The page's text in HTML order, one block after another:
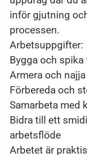
inför gjutning
processen.
Arbetsuppgifter:
Bygga och
Armera och najja
Förbereda och
Samarbeta med
Bidra till ett
arbetsflöde
Arbetet är